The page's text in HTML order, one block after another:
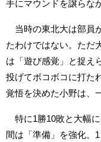
手にマウンドを譲らな
当時の東北大は部員
たわけではない。ただ
は「遊び感覚」と捉え
投げてボコボコに打た
覚悟を決めた小野は、
特に1勝10敗と大幅
間は「準備」を強化。